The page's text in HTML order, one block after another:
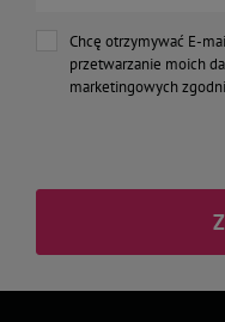
Chcę otrzymywać E-
przetwarzanie moich
marketingowych